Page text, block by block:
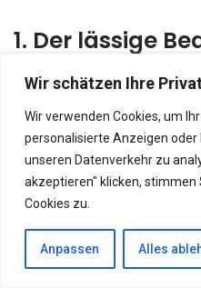
Wir schätzen Ihre
Wir verwenden Cookies, um
personalisierte Anzeigen
unseren Datenverkehr zu
akzeptieren" klicken, stimmen
Cookies zu.
Anpassen Alles
1. Der lässige
Der Beach Waves Look
eine entspannte und
Lockere Wellen, die an
wirken lässig und dennoch
Anlässe.